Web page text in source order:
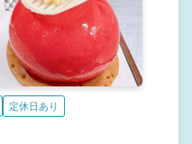
定休日あり